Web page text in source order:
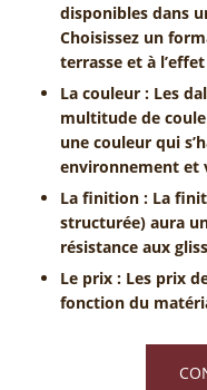
disponibles dans
Choisissez un
terrasse et à
La couleur : Les
multitude de
une couleur qui
environnement et
La finition : La
structurée) aura
résistance aux
Le prix : Les prix
fonction du